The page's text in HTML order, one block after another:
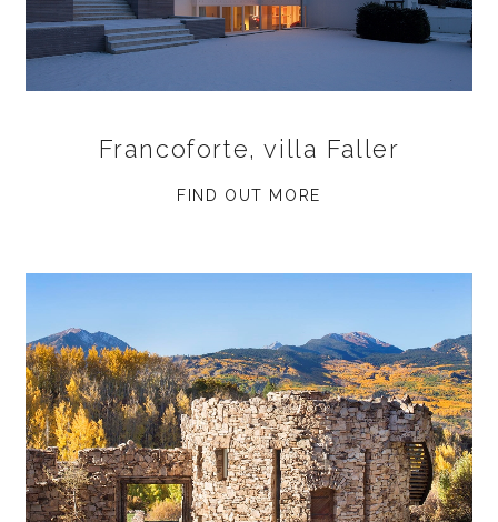
Francoforte, villa Faller
FIND OUT MORE